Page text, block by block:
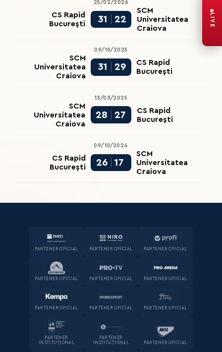
25/02/2026
CS Rapid
București
31 22
SCM
Universitatea
Craiova
09/10/2025
SCM
Universitatea
Craiova
31 29
CS Rapid
București
13/03/2025
SCM
Universitatea
Craiova
28 27
CS Rapid
București
09/10/2024
CS Rapid
București
26 17
SCM
Universitatea
Craiova
PARTENER OFICIAL PARTENER OFICIAL PARTENER OFICIAL
PARTENER OFICIAL PARTENER OFICIAL PARTENER OFICIAL
PARTENER OFICIAL PARTENER OFICIAL PARTENER OFICIAL
PARTENER
INSTITUȚIONAL
PARTENER
INSTITUȚIONAL
PARTENER OFICIAL
LIVE